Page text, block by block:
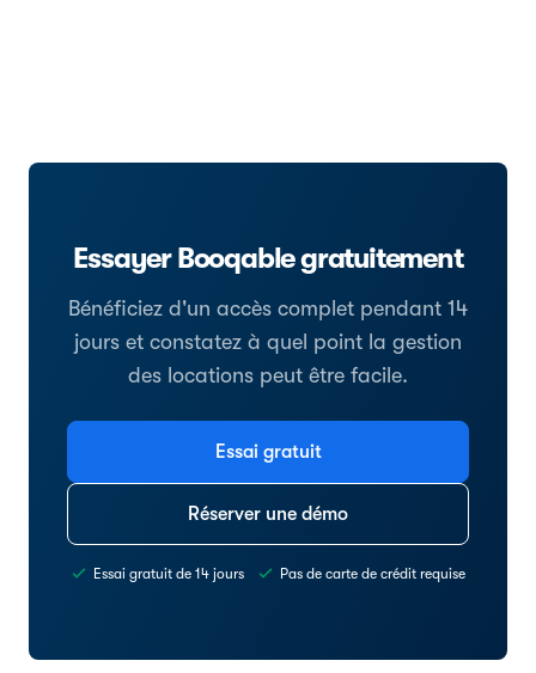
Essayer Booqable gratuitement
Bénéficiez d'un accès complet pendant 14
jours et constatez à quel point la gestion
des locations peut être facile.
Essai gratuit
Réserver une démo
Essai gratuit de 14 jours Pas de carte de crédit requise